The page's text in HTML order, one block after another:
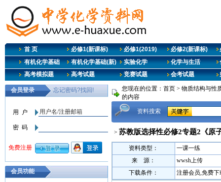
首 页 必修1(新课标) 必修1(2019) 必修2(新课标)
有机化学基础
有机化学基础(新) 实验化学 化学与生活
高考模拟题
高考试题 竞赛试题 会考试题
会员功能
您现在的位置： 首页 > 物质结构与性
的内容
资料搜索
> 苏教版选择性必修2专题2《原
资料类型：
一课一练
来 源：
wwsh上传
下载条件：
注册会员,免费下